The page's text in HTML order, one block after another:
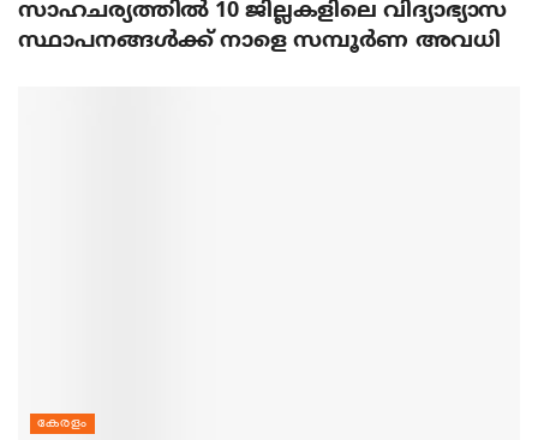
സാഹചര്യത്തിൽ 10 ജില്ലകളിലെ വിദ്യാഭ്യാസ
സ്ഥാപനങ്ങൾക്ക് നാളെ സമ്പൂർണ അവധി
കേരളം